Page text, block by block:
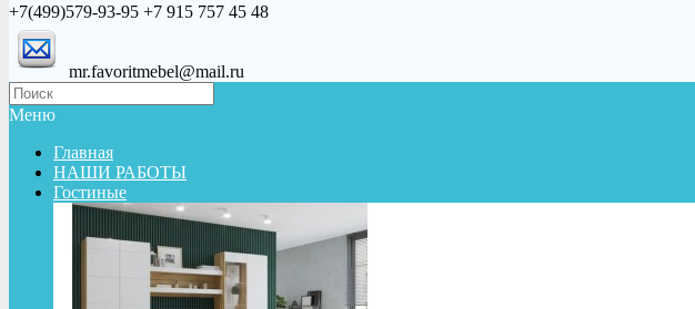
+7(499)579-93-95 +7 915 757 45 48
mr.favoritmebel@mail.ru
Меню
Главная
НАШИ РАБОТЫ
Гостиные